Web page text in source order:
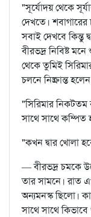
"সূর্যোদয় থেকে
দেখতে। শবাগারের
সবাই দেখবে কিন্তু
বীরভদ্র নিবিষ্ট
থেকে তুমিই
চলনে নিষ্ক্রান্ত
"সিরিমার নিকটতম
সাথে সাথে কম্পিত
"কখন দ্বার খোলা
— বীরভদ্র চমকে
তার সামনে। রাত
অন্যমনস্ক ছিলো।
সাথে সাথে